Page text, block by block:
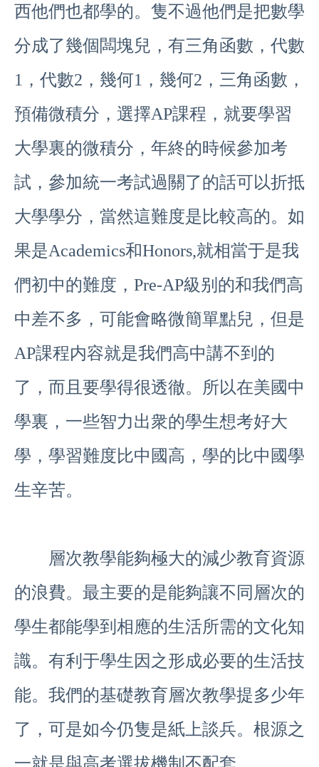
西他們也都學的。隻不過他們是把數學
分成了幾個闆塊兒，有三角函數，代數
1，代數2，幾何1，幾何2，三角函數，
預備微積分，選擇AP課程，就要學習
大學裏的微積分，年終的時候參加考
試，參加統一考試過關了的話可以折抵
大學學分，當然這難度是比較高的。如
果是Academics和Honors,就相當于是我
們初中的難度，Pre-AP級别的和我們高
中差不多，可能會略微簡單點兒，但是
AP課程内容就是我們高中講不到的
了，而且要學得很透徹。所以在美國中
學裏，一些智力出衆的學生想考好大
學，學習難度比中國高，學的比中國學
生辛苦。
層次教學能夠極大的減少教育資源
的浪費。最主要的是能夠讓不同層次的
學生都能學到相應的生活所需的文化知
識。有利于學生因之形成必要的生活技
能。我們的基礎教育層次教學提多少年
了，可是如今仍隻是紙上談兵。根源之